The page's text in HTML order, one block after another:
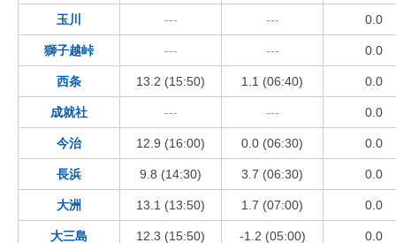
玉川 --- --- 0.0
獅子越峠 --- --- 0.0
西条 13.2 (15:50) 1.1 (06:40) 0.0
成就社 --- --- 0.0
今治 12.9 (16:00) 0.0 (06:30) 0.0
長浜 9.8 (14:30) 3.7 (06:30) 0.0
大洲 13.1 (13:50) 1.7 (07:00) 0.0
大三島 12.3 (15:50) -1.2 (05:00) 0.0